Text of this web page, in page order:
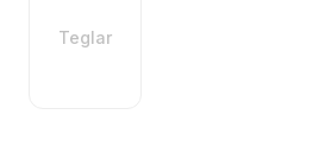
Teglar